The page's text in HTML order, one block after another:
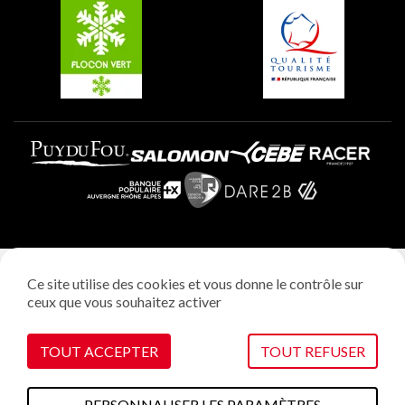
Plagne Villages
Plagne Aime 2000
Gestion des cookies
Ce site utilise des cookies et vous donne le contrôle sur
ceux que vous souhaitez activer
TOUT ACCEPTER TOUT REFUSER